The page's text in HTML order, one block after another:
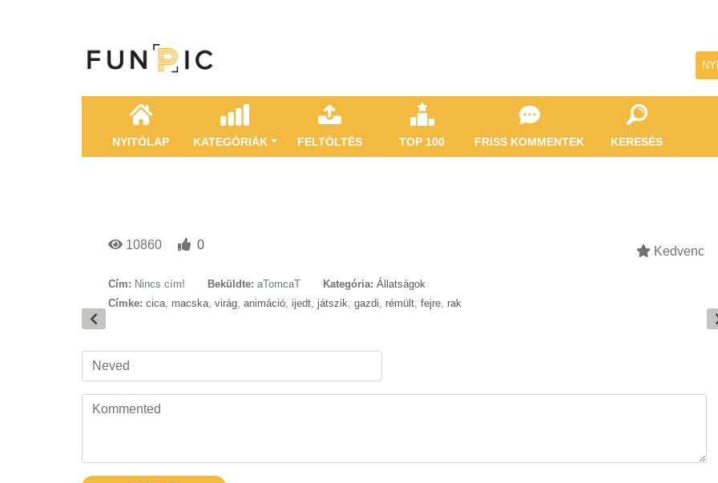
NYITÓLAP KATEGÓRIÁK FELTÖLTÉS TOP 100 FRISS KOMMENTEK KERESÉS
10860 0 Kedvenc
Cím: Nincs cím! Beküldte: aTomcaT Kategória: Állatságok
Címke: cica, macska, virág, animáció, ijedt, játszik, gazdi, rémült, fejre, rak